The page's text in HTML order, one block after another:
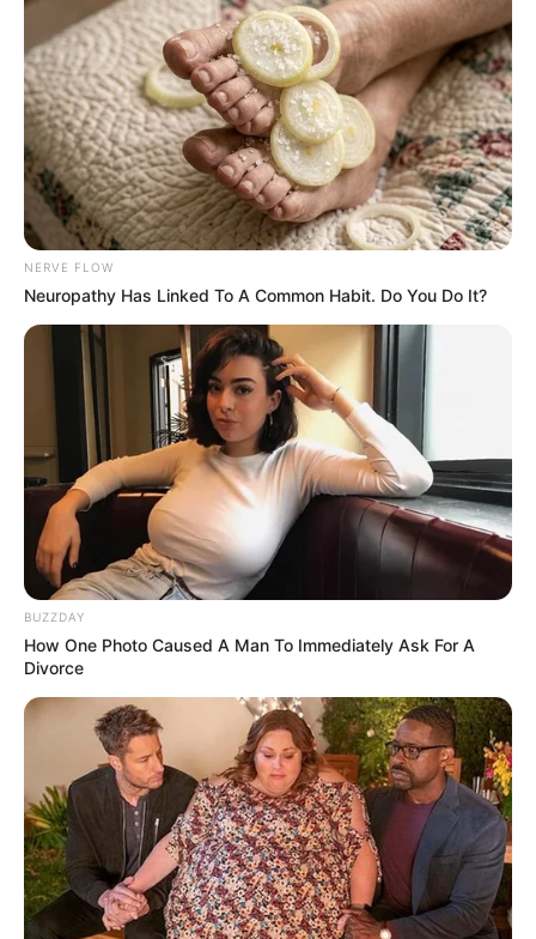
കൊട്ടാരത്തിലെ സ്ഥിരം യൂട്യൂബർമാരും
സന്ദർശകരും ഇതിനകം തന്നെ പൊലീസിന്റെ
നിരീക്ഷണത്തിലാണ്. മോഷണം നടന്നതായി
കരുതുന്ന കഴിഞ്ഞ ഒക്ടോബർ–നവംബർ
മാസങ്ങളിൽ കൊട്ടാരത്തിലെത്തിയ മുഴുവൻ
പേരുടെയും പട്ടിക പൊലീസ് ശേഖരിച്ചിട്ടുണ്ട്.
കൊട്ടാരത്തിന്റെ പ്രത്യേകതകൾ, പഴക്കമേറിയ
കാറുകൾ, പൗരാണിക മൂല്യമുള്ള വസ്തുക്കൾ
എന്നിവ കേന്ദ്രീകരിച്ചുള്ള ചിത്രീകരണങ്ങളാണ്
ഏറെയും നടന്നിട്ടുള്ളത്. ഇതിന് മോഷണവുമായി
ബന്ധമുണ്ടോ എന്നും അന്വേഷിക്കുന്നുണ്ട്.
Tags: Kowadiar palace
NERVE FLOW
Neuropathy Has Linked To A Common Habit. Do You Do It?
BUZZDAY
How One Photo Caused A Man To Immediately Ask For A
Divorce